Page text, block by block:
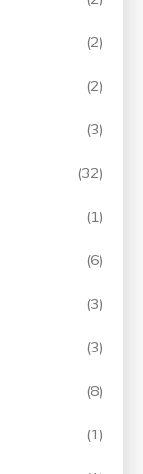
(2)
(2)
(3)
(32)
(1)
(6)
(3)
(3)
(8)
(1)